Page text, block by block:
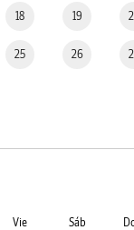
18 19
25 26
Vie Sáb